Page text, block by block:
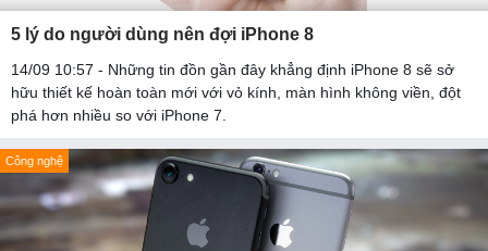
5 lý do người dùng nên đợi iPhone 8
14/09 10:57 - Những tin đồn gần đây khẳng định iPhone 8 sẽ sở
hữu thiết kế hoàn toàn mới với vỏ kính, màn hình không viền, đột
phá hơn nhiều so với iPhone 7.
Công nghệ